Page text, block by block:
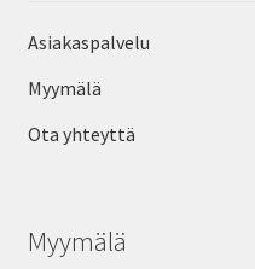
Asiakaspalvelu
Myymälä
Ota yhteyttä
Myymälä